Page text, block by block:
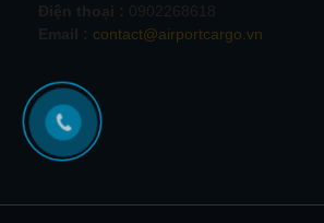
contact@airportcargo.vn